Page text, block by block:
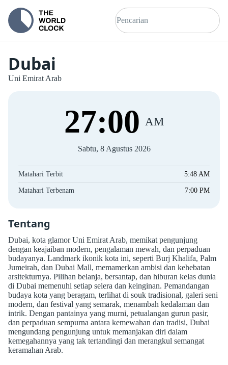
Dubai
Uni Emirat Arab
27:00 AM
Sabtu, 8 Agustus 2026
Matahari Terbit 5:48 AM
Matahari Terbenam 7:00 PM
Tentang
Dubai, kota glamor Uni Emirat Arab, memikat pengunjung
dengan keajaiban modern, pengalaman mewah, dan perpaduan
budayanya. Landmark ikonik kota ini, seperti Burj Khalifa, Palm
Jumeirah, dan Dubai Mall, memamerkan ambisi dan kehebatan
arsitekturnya. Pilihan belanja, bersantap, dan hiburan kelas dunia
di Dubai memenuhi setiap selera dan keinginan. Pemandangan
budaya kota yang beragam, terlihat di souk tradisional, galeri seni
modern, dan festival yang semarak, menambah kedalaman dan
intrik. Dengan pantainya yang murni, petualangan gurun pasir,
dan perpaduan sempurna antara kemewahan dan tradisi, Dubai
mengundang pengunjung untuk memanjakan diri dalam
kemegahannya yang tak tertandingi dan merangkul semangat
keramahan Arab.